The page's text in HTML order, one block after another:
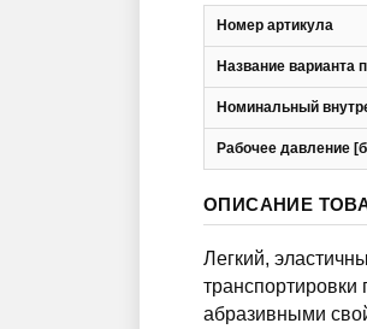
Номер артикула
Название варианта
Номинальный
Рабочее давление
ОПИСАНИЕ
Легкий,
абразивными